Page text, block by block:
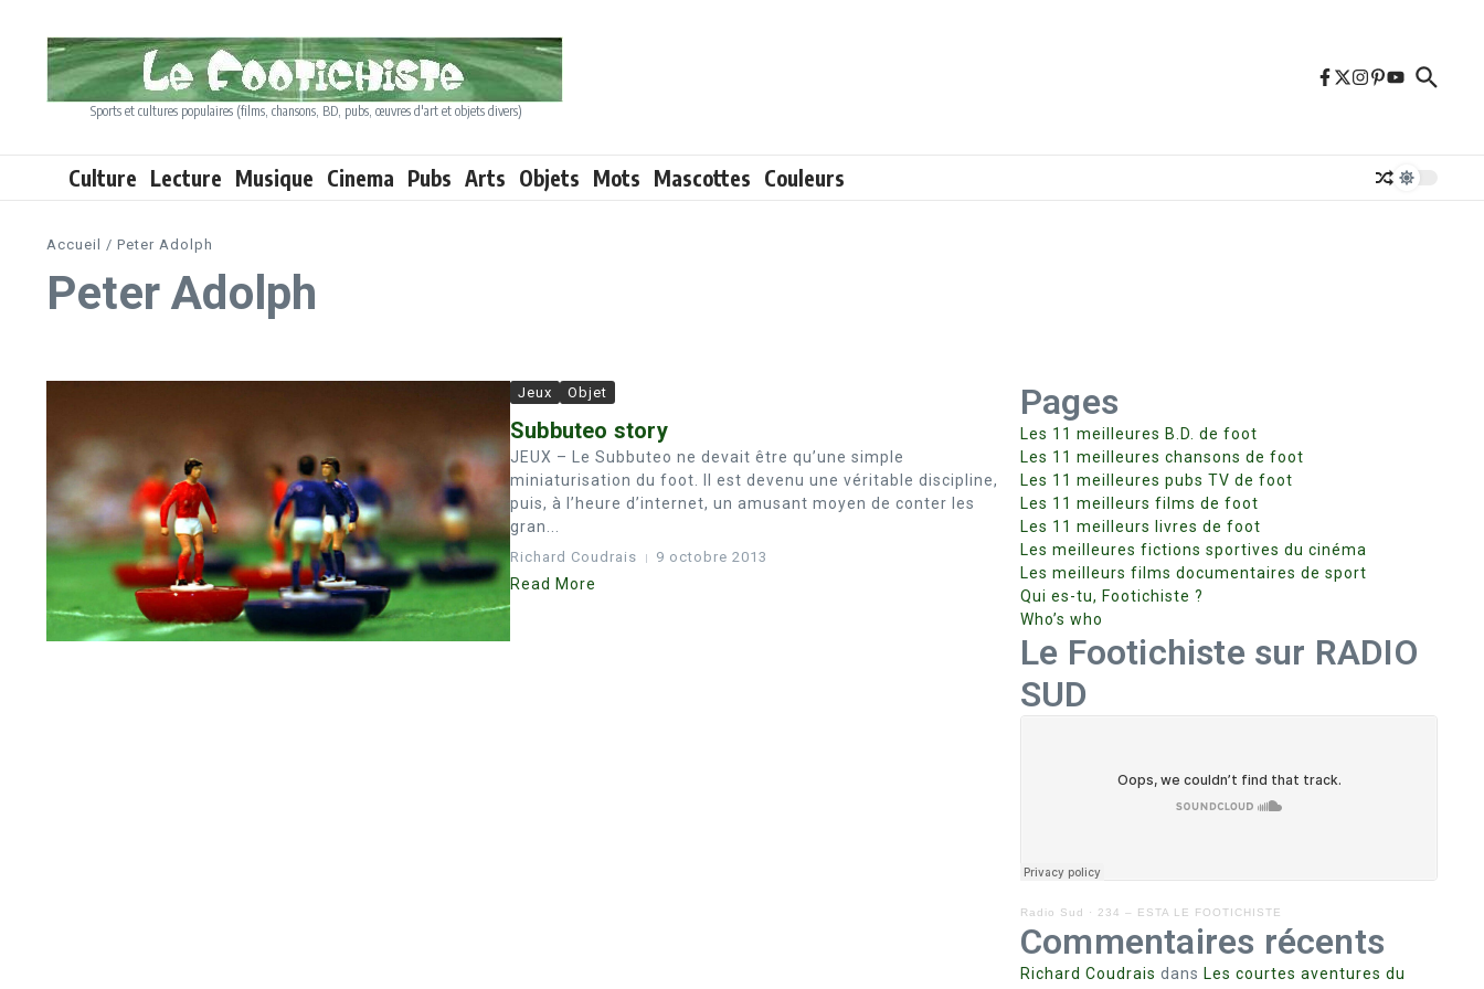
Sports et cultures populaires (films, chansons, BD, pubs, œuvres d'art et objets divers)
Culture Lecture Musique Cinema Pubs Arts Objets Mots Mascottes Couleurs
Accueil / Peter Adolph
Peter Adolph
Jeux Objet
Subbuteo story
JEUX – Le Subbuteo ne devait être qu’une simple
miniaturisation du foot. Il est devenu une véritable discipline,
puis, à l’heure d’internet, un amusant moyen de conter les
gran...
Richard Coudrais 9 octobre 2013
Read More
Pages
Les 11 meilleures B.D. de foot
Les 11 meilleures chansons de foot
Les 11 meilleures pubs TV de foot
Les 11 meilleurs films de foot
Les 11 meilleurs livres de foot
Les meilleures fictions sportives du cinéma
Les meilleurs films documentaires de sport
Qui es-tu, Footichiste ?
Who’s who
Le Footichiste sur RADIO
SUD
Radio Sud · 234 – ESTA LE FOOTICHISTE
Commentaires récents
Richard Coudrais dans Les courtes aventures du